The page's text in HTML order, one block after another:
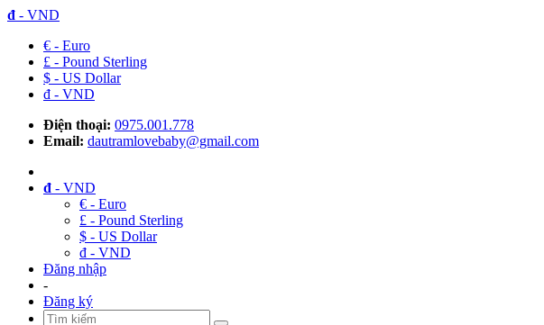
đ - VND
€ - Euro
£ - Pound Sterling
$ - US Dollar
đ - VND
Điện thoại: 0975.001.778
Email: dautramlovebaby@gmail.com
đ - VND
€ - Euro
£ - Pound Sterling
$ - US Dollar
đ - VND
Đăng nhập
-
Đăng ký